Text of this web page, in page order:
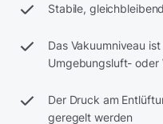
Stabile,
Das Vakuumniveau
Umgebungsluft- oder
Der Druck am
geregelt werden